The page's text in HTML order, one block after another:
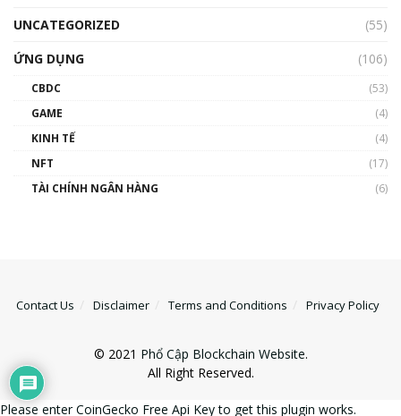
UNCATEGORIZED
(55)
ỨNG DỤNG
(106)
CBDC
(53)
GAME
(4)
KINH TẾ
(4)
NFT
(17)
TÀI CHÍNH NGÂN HÀNG
(6)
Contact Us Disclaimer Terms and Conditions Privacy Policy
© 2021 Phổ Cập Blockchain Website.
All Right Reserved.
Please enter CoinGecko Free Api Key to get this plugin works.